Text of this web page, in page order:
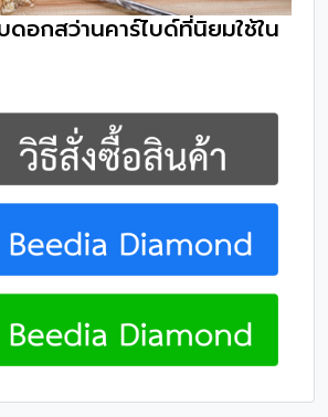
ดอกสว่านคาร์ไบด์ที่นิยมใช้ใน